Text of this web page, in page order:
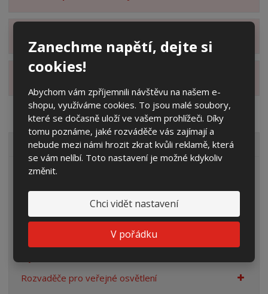
Zanechme napětí, dejte si
cookies!
Abychom vám zpříjemnili návštěvu na našem e-
shopu, využíváme cookies. To jsou malé soubory,
které se dočasně uloží ve vašem prohlížeči. Díky
tomu poznáme, jaké rozváděče vás zajímají a
nebude mezi námi hrozit zkrat kvůli reklamě, která
se vám nelíbí. Toto nastavení je možné kdykoliv
změnit.
Chci vidět nastavení
V pořádku
VŠECHNY KATEGORIE
Elektroměrové rozvaděče
Prázdné skříně
Rozpojovací jistící skříně
Rozvaděče pro veřejné osvětlení